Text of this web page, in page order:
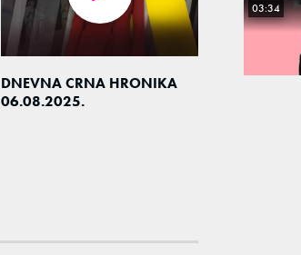
DNEVNA CRNA HRONIKA
06.08.2025.
03:34